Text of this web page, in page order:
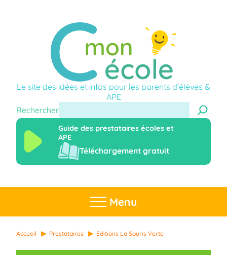
Le site des idées et infos pour les parents d’élèves &
APE
Rechercher
Guide des prestataires écoles et
APE
Téléchargement gratuit
Menu
Accueil Prestataires Editions La Souris Verte